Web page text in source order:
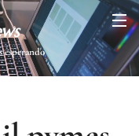
esperando